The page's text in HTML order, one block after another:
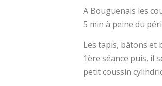
A Bouguenais les
5 min à peine du
Les tapis, bâtons et
1ère séance puis, il
petit coussin